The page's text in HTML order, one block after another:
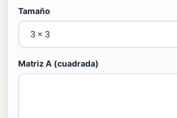
Tamaño
Matriz A (cuadrada)